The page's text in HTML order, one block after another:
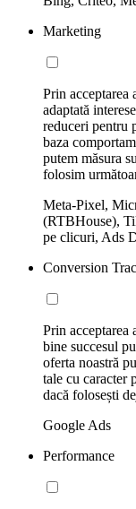
Marketing
Prin acceptarea
adaptată
reduceri pentru
baza
putem măsura
folosim
Meta-Pixel,
(RTBHouse),
pe clicuri, Ads
Conversion
Prin acceptarea
bine succesul
oferta noastră
tale cu caracter
dacă folosești
Google Ads
Performance